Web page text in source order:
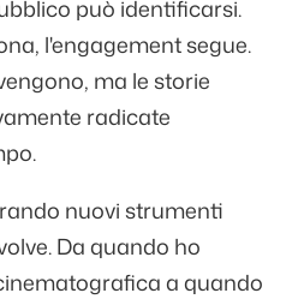
può identificarsi.
l'engagement segue.
ma le storie
radicate
nuovi strumenti
Da quando ho
a quando